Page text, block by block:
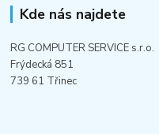
Kde nás najdete
RG COMPUTER SERVICE s.r.o.
Frýdecká 851
739 61 Třinec